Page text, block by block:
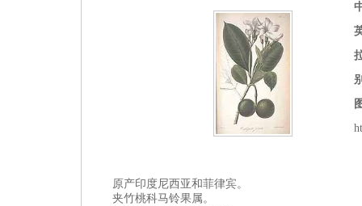
原产印度尼西亚和菲律宾。
夹竹桃科马铃果属。